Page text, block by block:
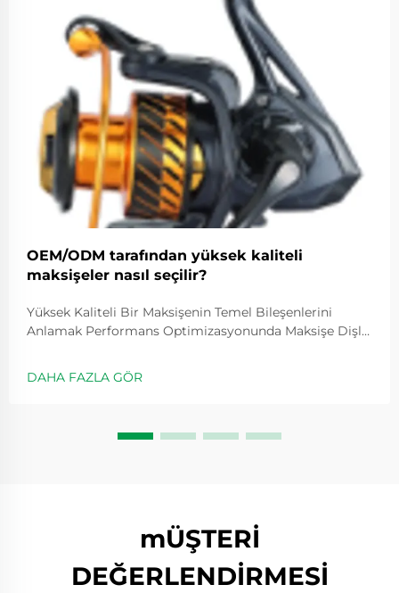
OEM/ODM tarafından yüksek kaliteli
maksişeler nasıl seçilir?
Yüksek Kaliteli Bir Maksişenin Temel Bileşenlerini
Anlamak Performans Optimizasyonunda Maksişe Dişli
döneceğini belirler ve genellikle 5.2:1 gibi değerlerle
ifade edilir; bu değer, kolu bir kez çevirdiğimizde
DAHA FAZLA GÖR
mÜŞTERİ
DEĞERLENDİRMESİ